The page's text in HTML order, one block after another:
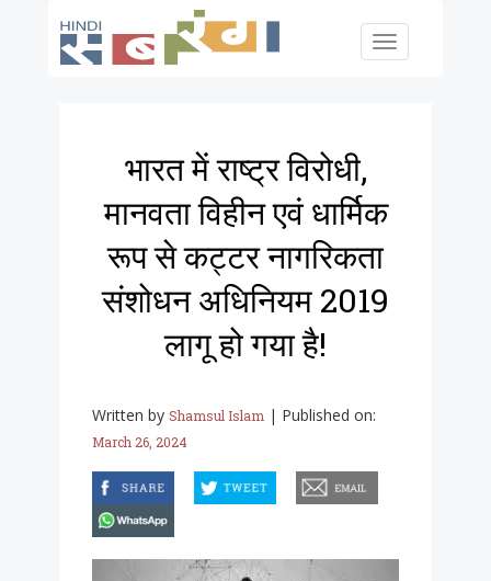
Toggle
भारत में राष्ट्र विरोधी,
मानवता विहीन एवं धार्मिक
रूप से कट्टर नागरिकता
संशोधन अधिनियम 2019
लागू हो गया है!
Written by Shamsul Islam | Published on:
March 26, 2024